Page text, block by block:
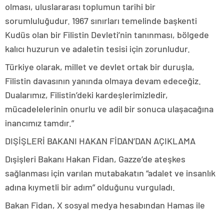
olması, uluslararası toplumun tarihi bir
sorumluluğudur. 1967 sınırları temelinde başkenti
Kudüs olan bir Filistin Devleti’nin tanınması, bölgede
kalıcı huzurun ve adaletin tesisi için zorunludur.
Türkiye olarak, millet ve devlet ortak bir duruşla,
Filistin davasının yanında olmaya devam edeceğiz.
Dualarımız, Filistin’deki kardeşlerimizledir,
mücadelelerinin onurlu ve adil bir sonuca ulaşacağına
inancımız tamdır.”
DIŞİŞLERİ BAKANI HAKAN FİDAN’DAN AÇIKLAMA
Dışişleri Bakanı Hakan Fidan, Gazze’de ateşkes
sağlanması için varılan mutabakatın “adalet ve insanlık
adına kıymetli bir adım” olduğunu vurguladı.
Bakan Fidan, X sosyal medya hesabından Hamas ile